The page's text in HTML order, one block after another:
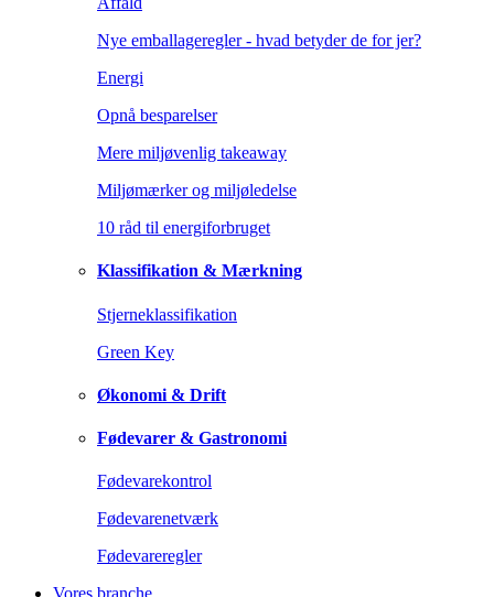
Nye emballageregler - hvad betyder de for jer?
Energi
Opnå besparelser
Mere miljøvenlig takeaway
Miljømærker og miljøledelse
10 råd til energiforbruget
Klassifikation & Mærkning
Stjerneklassifikation
Green Key
Økonomi & Drift
Fødevarer & Gastronomi
Fødevarekontrol
Fødevarenetværk
Fødevareregler